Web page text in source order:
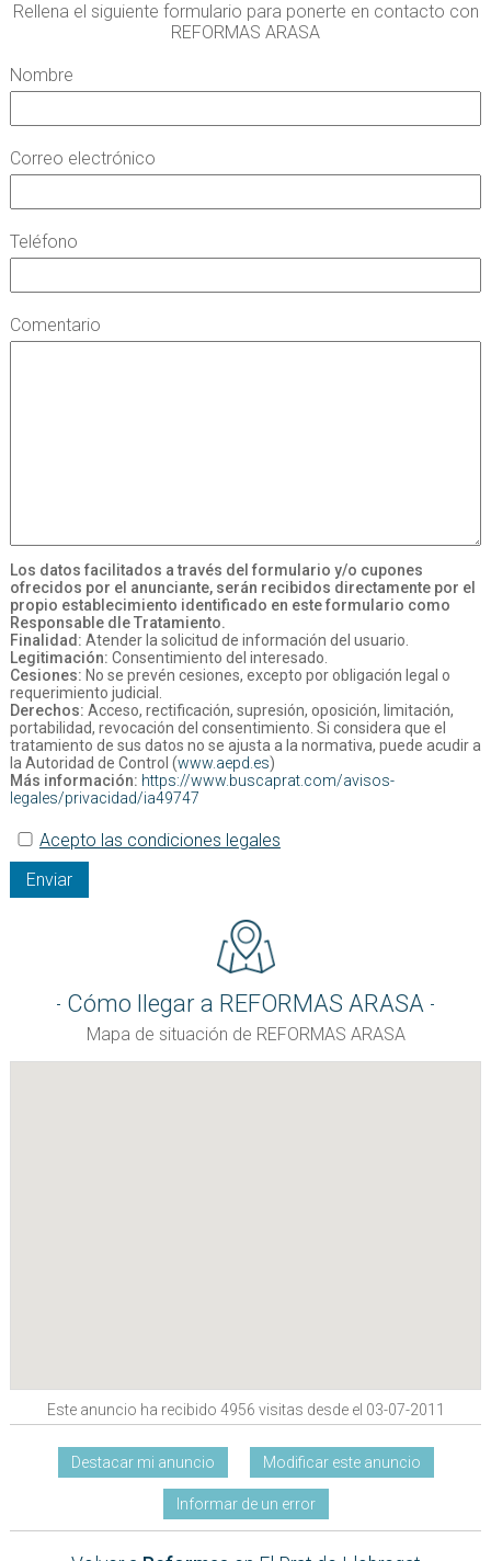
Rellena el siguiente formulario para ponerte en contacto con
REFORMAS ARASA
Nombre
Correo electrónico
Teléfono
Comentario
Los datos facilitados a través del formulario y/o cupones
ofrecidos por el anunciante, serán recibidos directamente por el
propio establecimiento identificado en este formulario como
Responsable dle Tratamiento.
Finalidad: Atender la solicitud de información del usuario.
Legitimación: Consentimiento del interesado.
Cesiones: No se prevén cesiones, excepto por obligación legal o
requerimiento judicial.
Derechos: Acceso, rectificación, supresión, oposición, limitación,
portabilidad, revocación del consentimiento. Si considera que el
tratamiento de sus datos no se ajusta a la normativa, puede acudir a
la Autoridad de Control (www.aepd.es)
Más información: https://www.buscaprat.com/avisos-
legales/privacidad/ia49747
Acepto las condiciones legales
Enviar
Cómo llegar a REFORMAS ARASA
Mapa de situación de REFORMAS ARASA
Este anuncio ha recibido 4956 visitas desde el 03-07-2011
Destacar mi anuncio Modificar este anuncio
Informar de un error